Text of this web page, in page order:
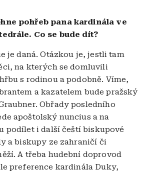
pohřeb pana kardinála ve
Co se bude dít?
je daná. Otázkou je, jestli tam
na kterých se domluvili
s rodinou a podobně. Víme,
a kazatelem bude pražský
Obřady posledního
apoštolský nuncius a na
podílet i další čeští biskupové
a biskupy ze zahraničí či
A třeba hudební doprovod
preference kardinála Duky,